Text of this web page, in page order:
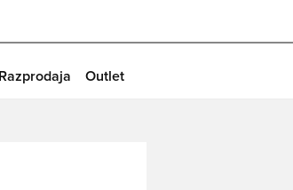
Razprodaja Outlet